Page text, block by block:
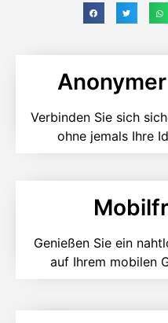
Verbinden Sie sich
ohne jemals Ihre
Genießen Sie ein
auf Ihrem mobilen